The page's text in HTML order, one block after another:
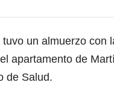
tuvo un almuerzo con
apartamento de
de Salud.